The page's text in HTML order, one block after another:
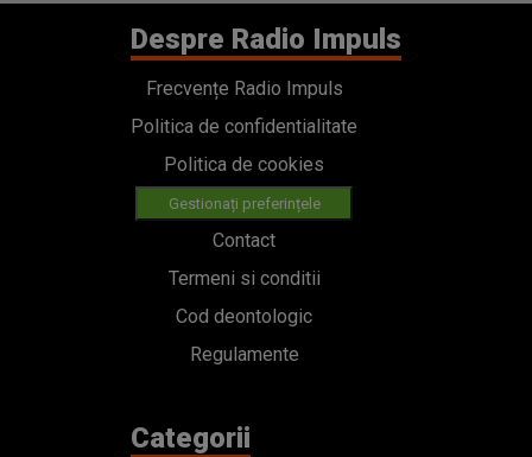
Despre Radio Impuls
Frecvențe Radio Impuls
Politica de confidentialitate
Politica de cookies
Gestionați preferințele
Contact
Termeni si conditii
Cod deontologic
Regulamente
Categorii